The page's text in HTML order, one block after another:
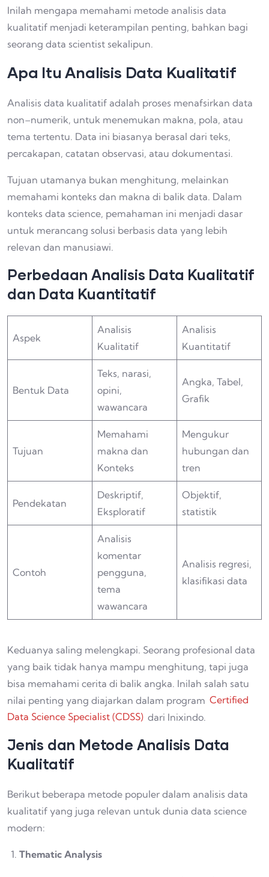
Inilah mengapa memahami metode analisis data
kualitatif menjadi keterampilan penting, bahkan bagi
seorang data scientist sekalipun.
Apa Itu Analisis Data Kualitatif
Analisis data kualitatif adalah proses menafsirkan data
non–numerik, untuk menemukan makna, pola, atau
tema tertentu. Data ini biasanya berasal dari teks,
percakapan, catatan observasi, atau dokumentasi.
Tujuan utamanya bukan menghitung, melainkan
memahami konteks dan makna di balik data. Dalam
konteks data science, pemahaman ini menjadi dasar
untuk merancang solusi berbasis data yang lebih
relevan dan manusiawi.
Perbedaan Analisis Data Kualitatif
dan Data Kuantitatif
Aspek
Analisis
Kualitatif
Analisis
Kuantitatif
Bentuk Data
Teks, narasi,
opini,
wawancara
Angka, Tabel,
Grafik
Tujuan
Memahami
makna dan
Konteks
Mengukur
hubungan dan
tren
Pendekatan
Deskriptif,
Eksploratif
Objektif,
statistik
Contoh
Analisis
komentar
pengguna,
tema
wawancara
Analisis regresi,
klasifikasi data
Keduanya saling melengkapi. Seorang profesional data
yang baik tidak hanya mampu menghitung, tapi juga
bisa memahami cerita di balik angka. Inilah salah satu
nilai penting yang diajarkan dalam program Certified
Data Science Specialist (CDSS) dari Inixindo.
Jenis dan Metode Analisis Data
Kualitatif
Berikut beberapa metode populer dalam analisis data
kualitatif yang juga relevan untuk dunia data science
modern:
Thematic Analysis